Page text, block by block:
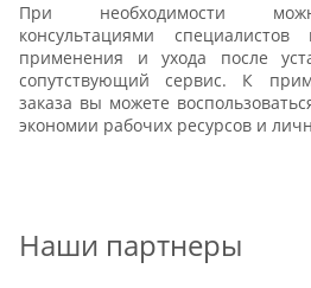
При необходимости
консультациями
применения и ухода после
сопутствующий сервис. К
заказа вы можете
экономии рабочих ресурсов и
Наши партнеры